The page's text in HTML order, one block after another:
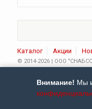
Внимание! Мы
Каталог Акции
© 2014-2026 | ООО
документах (счетах-